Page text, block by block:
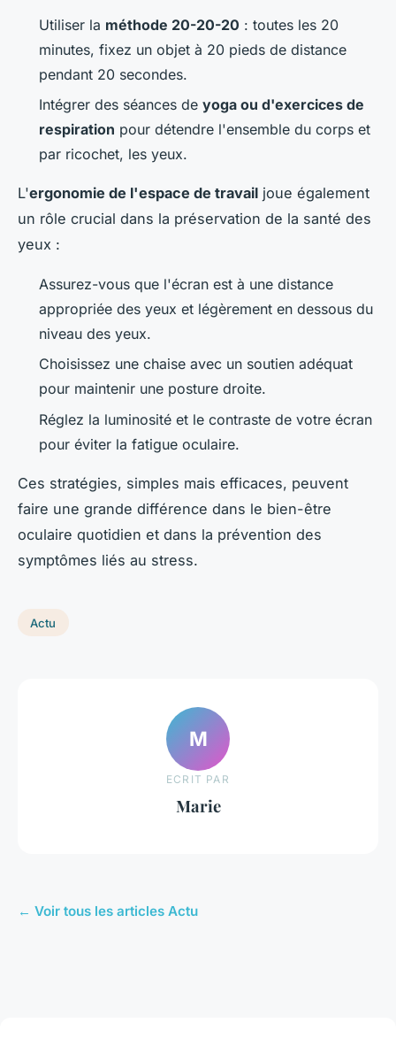
Utiliser la méthode 20-20-20 : toutes les 20
minutes, fixez un objet à 20 pieds de distance
pendant 20 secondes.
Intégrer des séances de yoga ou d'exercices de
respiration pour détendre l'ensemble du corps et
par ricochet, les yeux.
L'ergonomie de l'espace de travail joue également
un rôle crucial dans la préservation de la santé des
yeux :
Assurez-vous que l'écran est à une distance
appropriée des yeux et légèrement en dessous du
niveau des yeux.
Choisissez une chaise avec un soutien adéquat
pour maintenir une posture droite.
Réglez la luminosité et le contraste de votre écran
pour éviter la fatigue oculaire.
Ces stratégies, simples mais efficaces, peuvent
faire une grande différence dans le bien-être
oculaire quotidien et dans la prévention des
symptômes liés au stress.
Actu
M
ECRIT PAR
Marie
← Voir tous les articles Actu